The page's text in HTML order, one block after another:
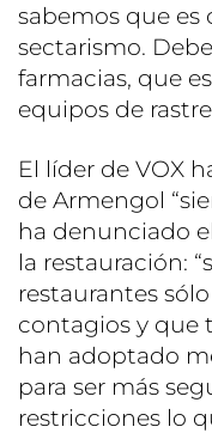
sabemos que
sectarismo.
farmacias, que
equipos de
El líder de VOX
de Armengol
ha denunciado
la restauración:
restaurantes
contagios y que
han adoptado
para ser más
restricciones lo